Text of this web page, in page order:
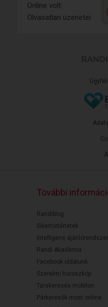
Online volt:
Olvasatlan üzenetei:
További
Randiblog
Sikertörténetek
Intelligens ajánlórendszer
Randi Akadémia
Facebook oldalunk
Szerelmi horoszkóp
Társkeresés mobilon
Párkeresők most online